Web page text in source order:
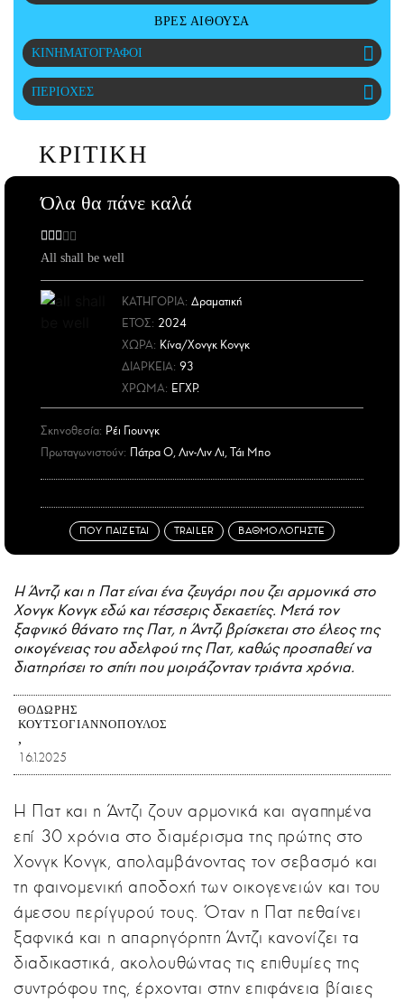
ΑΜΠΑ
PRINT
ΒΡΕΣ ΑΙΘΟΥΣΑ
ΚΙΝΗΜΑΤΟΓΡΑΦΟΙ
ΠΕΡΙΟΧΕΣ
ΚΡΙΤΙΚΗ
Όλα θα πάνε καλά
All shall be well
ΚΑΤΗΓΟΡΙΑ: Δραματική
ΕΤΟΣ: 2024
ΧΩΡΑ: Κίνα/Χονγκ Κονγκ
ΔΙΑΡΚΕΙΑ: 93
ΧΡΩΜΑ: ΕΓΧΡ.
Σκηνοθεσία: Ρέι Γιουνγκ
Πρωταγωνιστούν: Πάτρα Ο, Λιν-Λιν Λι, Τάι Μπο
ΠΟΥ ΠΑΙΖΕΤΑΙ TRAILER ΒΑΘΜΟΛΟΓΗΣΤΕ
Η Άντζι και η Πατ είναι ένα ζευγάρι που ζει αρμονικά στο
Χονγκ Κονγκ εδώ και τέσσερις δεκαετίες. Μετά τον
ξαφνικό θάνατο της Πατ, η Άντζι βρίσκεται στο έλεος της
οικογένειας του αδελφού της Πατ, καθώς προσπαθεί να
διατηρήσει το σπίτι που μοιράζονταν τριάντα χρόνια.
ΘΟΔΩΡΉΣ
ΚΟΥΤΣΟΓΙΑΝΝΌΠΟΥΛΟΣ
16.1.2025
Η Πατ και η Άντζι ζουν αρμονικά και αγαπημένα
επί 30 χρόνια στο διαμέρισμα της πρώτης στο
Χονγκ Κονγκ, απολαμβάνοντας τον σεβασμό και
τη φαινομενική αποδοχή των οικογενειών και του
άμεσου περίγυρού τους. Όταν η Πατ πεθαίνει
ξαφνικά και η απαρηγόρητη Άντζι κανονίζει τα
διαδικαστικά, ακολουθώντας τις επιθυμίες της
συντρόφου της, έρχονται στην επιφάνεια βίαιες